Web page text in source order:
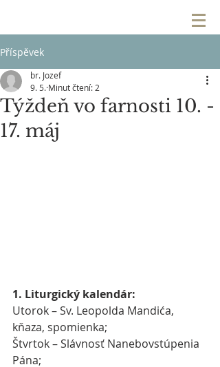
Příspěvek
Týždeň vo farnosti 10. -
17. máj
br. Jozef
9. 5. Minut čtení: 2
1. Liturgický kalendár:
Utorok – Sv. Leopolda Mandića,
kňaza, spomienka;
Štvrtok – Slávnosť Nanebovstúpenia
Pána;